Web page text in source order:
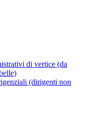
di vertice (da
(dirigenti non